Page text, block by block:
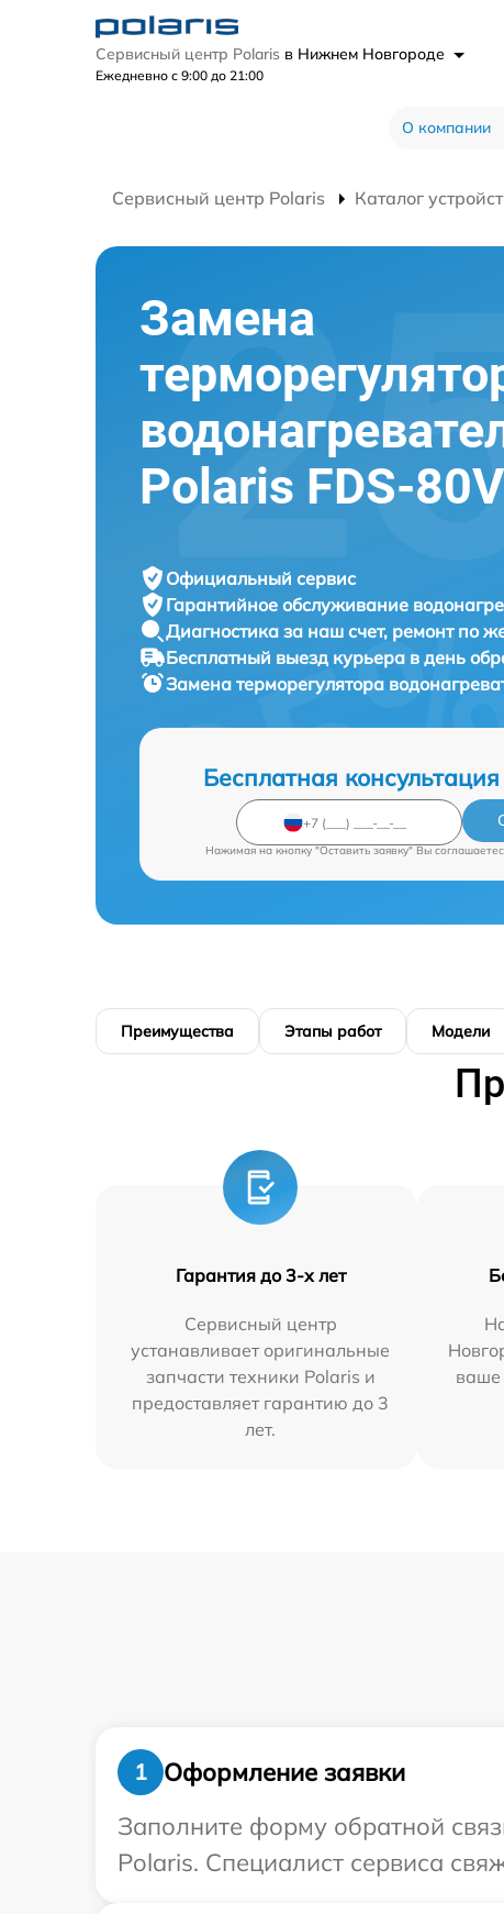
Сервисный центр Polaris в Нижнем Новгороде
Ежедневно с 9:00 до 21:00
О компании
Сервисный центр Polaris Каталог
Замена
Polaris FDS-80V
Официальный сервис
Гарантийное обслуживание
Диагностика за наш счет, ремонт по
Бесплатный выезд курьера в день
Замена терморегулятора
Бесплатная
Нажимая на кнопку "Оставить заявку" Вы
Преимущества Этапы работ Модели
Гарантия до 3-х лет
Сервисный центр
устанавливает оригинальные
запчасти техники Polaris и
предоставляет гарантию до 3
лет.
ваше
1
Оформление заявки
Заполните форму обратной
Polaris. Специалист сервиса